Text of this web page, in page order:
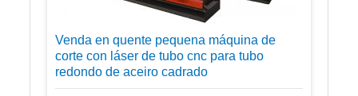
Venda en quente pequena máquina de
corte con láser de tubo cnc para tubo
redondo de aceiro cadrado